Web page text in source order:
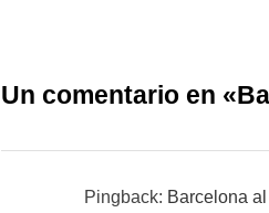
Un comentario en «
Pingback: Barcelona